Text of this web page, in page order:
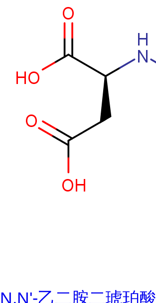
N,N'-乙二胺二琥珀酸